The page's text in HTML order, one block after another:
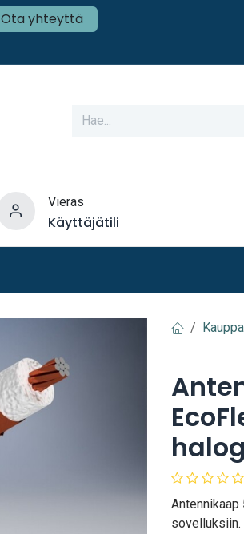
Ota yhteyttä
Vieras
Käyttäjätili
Kauppa
Antennikaap
sovelluksiin.